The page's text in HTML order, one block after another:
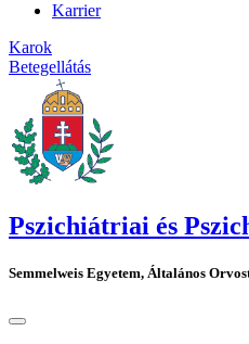
Karrier
Karok
Betegellátás
Pszichiátriai és
Semmelweis Egyetem, Általános